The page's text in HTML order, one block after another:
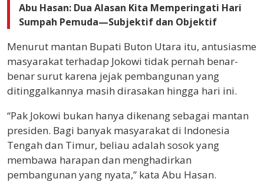
Abu Hasan: Dua Alasan Kita Memperingati Hari
Sumpah Pemuda—Subjektif dan Objektif
Menurut mantan Bupati Buton Utara itu, antusiasme
masyarakat terhadap Jokowi tidak pernah benar-
benar surut karena jejak pembangunan yang
ditinggalkannya masih dirasakan hingga hari ini.
“Pak Jokowi bukan hanya dikenang sebagai mantan
presiden. Bagi banyak masyarakat di Indonesia
Tengah dan Timur, beliau adalah sosok yang
membawa harapan dan menghadirkan
pembangunan yang nyata,” kata Abu Hasan.